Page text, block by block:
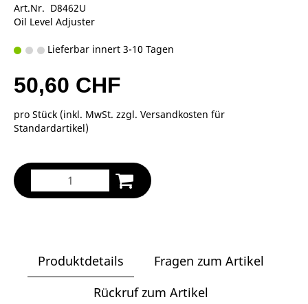
Art.Nr. D8462U
Oil Level Adjuster
Lieferbar innert 3-10 Tagen
50,60 CHF
pro Stück (inkl. MwSt. zzgl. Versandkosten für
Standardartikel)
Produktdetails
Fragen zum Artikel
Rückruf zum Artikel